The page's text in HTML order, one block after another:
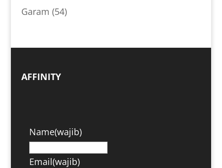
Garam (54)
AFFINITY
Name(wajib)
Email(wajib)